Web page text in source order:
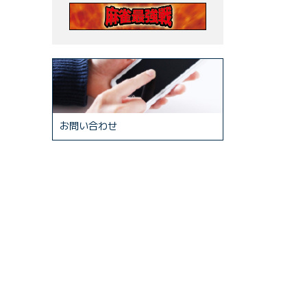
お問い合わせ